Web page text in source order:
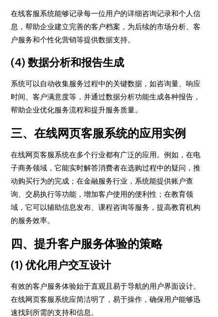
在线客服系统能够记录每一位用户的详细咨询记录和个人信
息，帮助企业建立完善的客户档案，为后续的市场分析、客
户服务和个性化营销等提供数据支持。
(4) 数据分析和报告生成
系统可以自动收集服务过程中的关键数据，如咨询量、响应
时间、客户满意度等，并通过数据分析功能生成各种报告，
帮助企业优化服务流程和提升服务质量。
三、在线网页客服系统的应用实例
在线网页客服系统在多个行业都有广泛的应用。例如，在电
子商务领域，它能实时解答消费者在选购过程中的疑问，推
动购买行为的完成；在金融服务行业，系统能提供账户查
询、交易执行等功能，增加客户使用的便利性；在教育领
域，它可以辅助信息发布、课程咨询等服务，提高教育机构
的服务效率。
四、提升客户服务体验的策略
(1) 优化用户交互设计
有效的客户服务体验始于直观且易于导航的用户界面设计。
在线网页客服系统应简洁明了，易于操作，确保用户能够迅
速找到所需的支持和信息。